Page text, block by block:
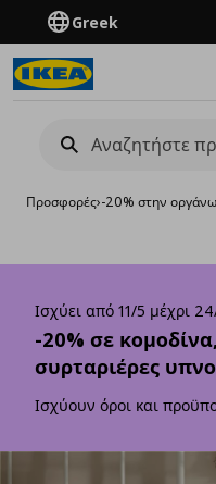
Greek
Προσφορές›-20% στην
Ισχύει από 11/5 μέχρι
-20% σε
συρταριέρες
Ισχύουν όροι και